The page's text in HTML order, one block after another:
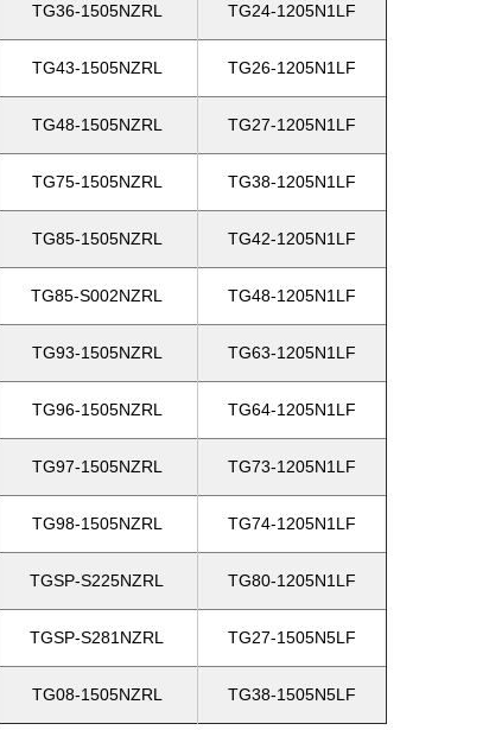
TG36-1505NZRL TG24-1205N1LF
TG43-1505NZRL TG26-1205N1LF
TG48-1505NZRL TG27-1205N1LF
TG75-1505NZRL TG38-1205N1LF
TG85-1505NZRL TG42-1205N1LF
TG85-S002NZRL TG48-1205N1LF
TG93-1505NZRL TG63-1205N1LF
TG96-1505NZRL TG64-1205N1LF
TG97-1505NZRL TG73-1205N1LF
TG98-1505NZRL TG74-1205N1LF
TGSP-S225NZRL TG80-1205N1LF
TGSP-S281NZRL TG27-1505N5LF
TG08-1505NZRL TG38-1505N5LF